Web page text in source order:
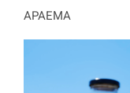
APAEMA